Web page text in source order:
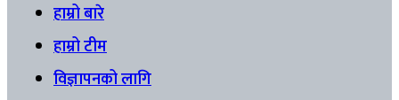
हाम्रो बारे
हाम्रो टीम
विज्ञापनको लागि